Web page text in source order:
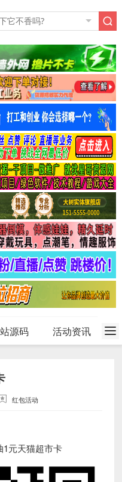
源码 活动资讯
红包活动
1元天猫超市卡